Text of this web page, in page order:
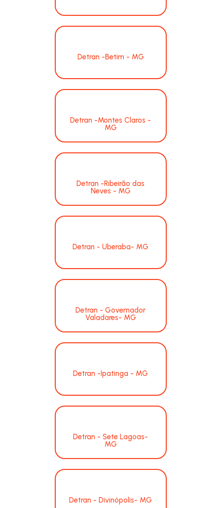
Detran -Betim - MG
Detran -Montes Claros -
MG
Detran -Ribeirão das
Neves - MG
Detran - Uberaba- MG
Detran - Governador
Valadares- MG
Detran -Ipatinga - MG
Detran - Sete Lagoas-
MG
Detran - Divinópolis- MG